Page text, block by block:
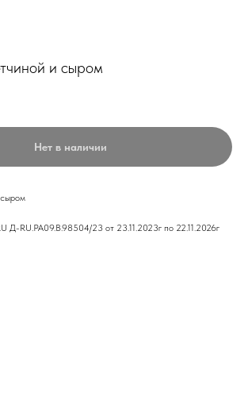
и сыром
Нет в наличии
сыром
Д-RU.PA09.B.98504/23 от 23.11.2023г по 22.11.2026г